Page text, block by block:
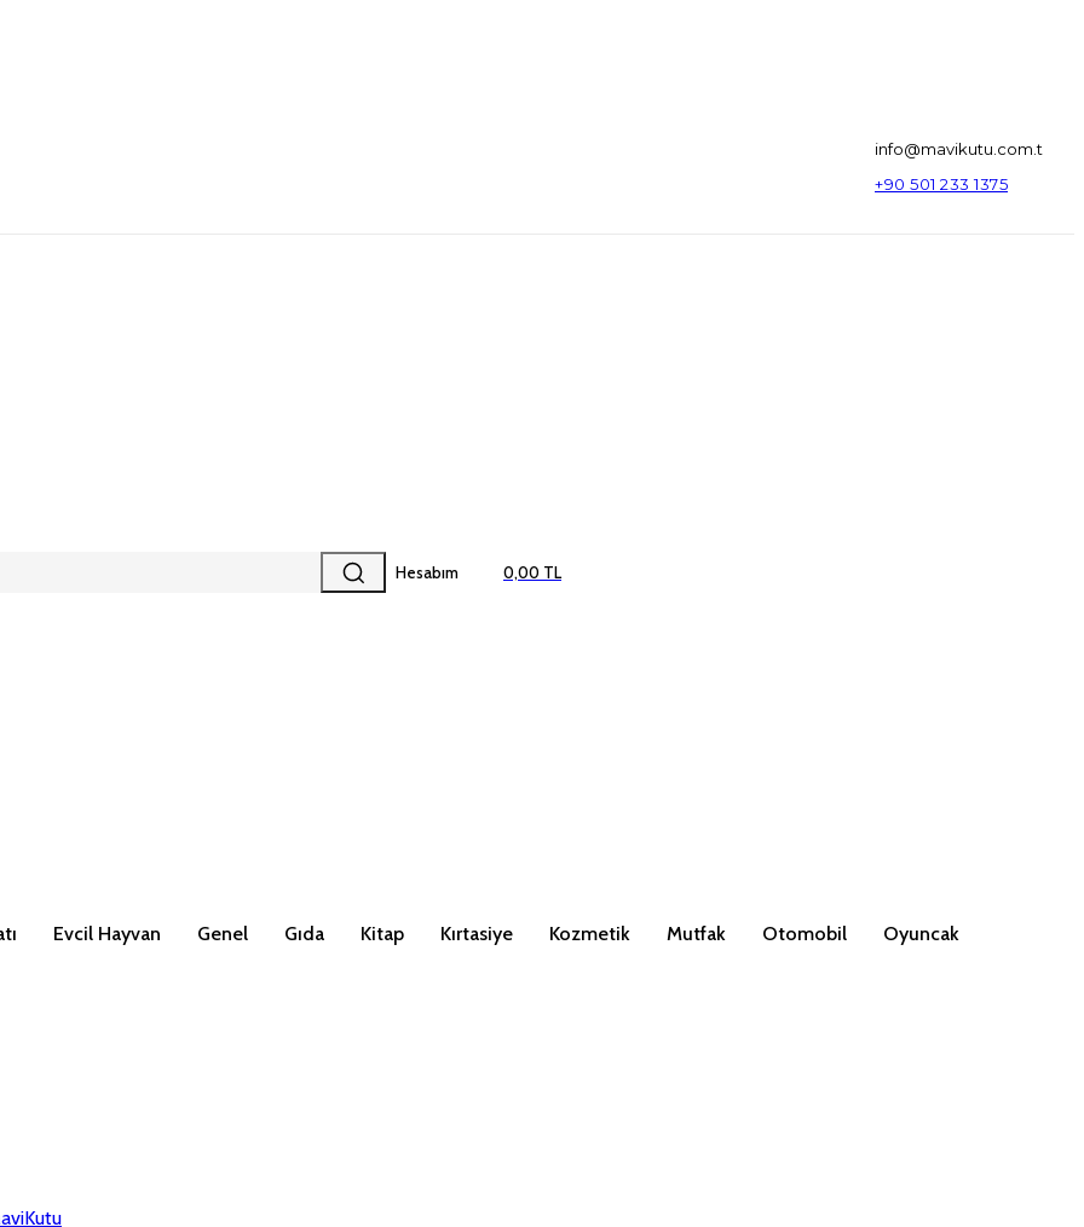
info@mavikutu.com.t
+90 501 233 1375
Hesabım 0,00 TL
Evcil Hayvan Genel Gıda Kitap Kırtasiye Kozmetik Mutfak Otomobil Oyuncak